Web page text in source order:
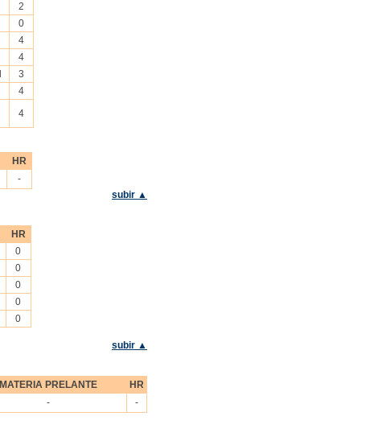
2
0
4
4
3
4
4
HR
-
subir ▲
HR
0
0
0
0
0
subir ▲
MATERIA PRELANTE
HR
- -